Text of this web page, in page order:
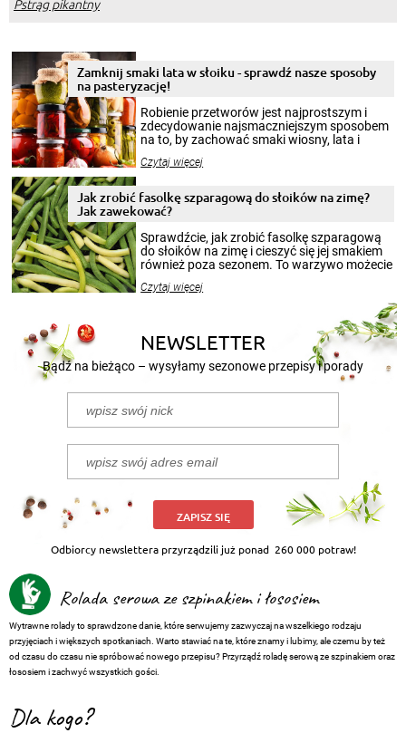
Pstrąg pikantny
Zamknij smaki lata w słoiku - sprawdź nasze sposoby
na pasteryzację!
Robienie przetworów jest najprostszym i
zdecydowanie najsmaczniejszym sposobem
na to, by zachować smaki wiosny, lata i
krajobrazów, by cieszyć nimi oko w sezonie
pełni poczuć atmosferę cieplejszych
miesięcy. Przygotowanie słoików ze
patenty, które pozwolą zachować świeżość
przetworów.
Czytaj więcej
Jak zrobić fasolkę szparagową do słoików na zimę?
Jak zawekować?
Sprawdźcie, jak zrobić fasolkę szparagową
do słoików na zimę i cieszyć się jej smakiem
również poza sezonem. To warzywo możecie
nasze propozycje!
Czytaj więcej
NEWSLETTER
Bądź na bieżąco – wysyłamy sezonowe przepisy i porady
ZAPISZ SIĘ
Odbiorcy newslettera przyrządzili już ponad 260 000 potraw!
Rolada serowa ze szpinakiem i łososiem
Wytrawne rolady to sprawdzone danie, które serwujemy zazwyczaj na wszelkiego rodzaju
przyjęciach i większych spotkaniach. Warto stawiać na te, które znamy i lubimy, ale czemu by też
od czasu do czasu nie spróbować nowego przepisu? Przyrządź roladę serową ze szpinakiem oraz
łososiem i zachwyć wszystkich gości.
Dla kogo?